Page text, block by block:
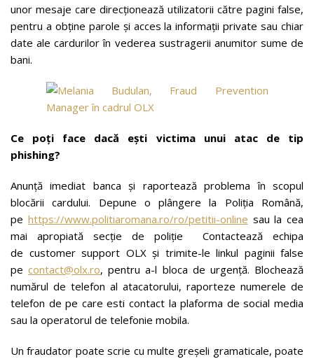
unor mesaje care direcționează utilizatorii către pagini false,
pentru a obține parole și acces la informații private sau chiar
date ale cardurilor în vederea sustragerii anumitor sume de
bani.
Ce poți face dacă ești victima unui atac de tip
phishing?
Anunță imediat banca și raportează problema în scopul
blocării cardului. Depune o plângere la Poliția Română,
pe https://www.politiaromana.ro/ro/petitii-online sau la cea
mai apropiată secție de poliție Contactează echipa
de customer support OLX și trimite-le linkul paginii false
pecontact@olx.ro, pentru a-l bloca de urgență. Blochează
numărul de telefon al atacatorului, raporteze numerele de
telefon de pe care esti contact la plaforma de social media
sau la operatorul de telefonie mobila.
Un fraudator poate scrie cu multe greșeli gramaticale, poate